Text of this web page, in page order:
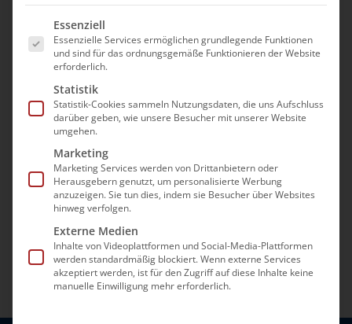
Angemeldet bleiben
Passwort vergessen?
Sie sind noch kein Mitglied?
Dann können Sie sich hier registrieren.
Es folgt eine Liste der Service-Gruppen, für die
Essenziell
Essenzielle Services ermöglichen grundlegende Funktionen
und sind für das ordnungsgemäße Funktionieren der Website
erforderlich.
Statistik
Statistik-Cookies sammeln Nutzungsdaten, die uns Aufschluss
darüber geben, wie unsere Besucher mit unserer Website
umgehen.
Marketing
Marketing Services werden von Drittanbietern oder
Herausgebern genutzt, um personalisierte Werbung
anzuzeigen. Sie tun dies, indem sie Besucher über Websites
hinweg verfolgen.
Externe Medien
Inhalte von Videoplattformen und Social-Media-Plattformen
werden standardmäßig blockiert. Wenn externe Services
akzeptiert werden, ist für den Zugriff auf diese Inhalte keine
manuelle Einwilligung mehr erforderlich.